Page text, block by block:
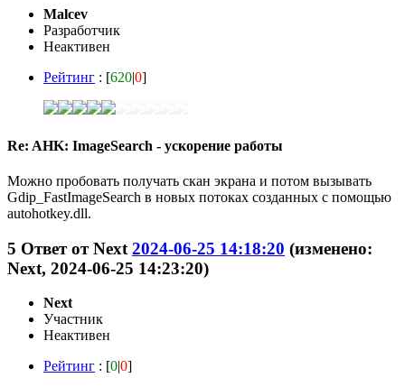
Malcev
Разработчик
Неактивен
Рейтинг : [620|0]
Re: AHK: ImageSearch - ускорение работы
Можно пробовать получать скан экрана и потом вызывать
Gdip_FastImageSearch в новых потоках созданных с помощью
autohotkey.dll.
5 Ответ отNext 2024-06-25 14:18:20 (изменено:
Next, 2024-06-25 14:23:20)
Next
Участник
Неактивен
Рейтинг : [0|0]